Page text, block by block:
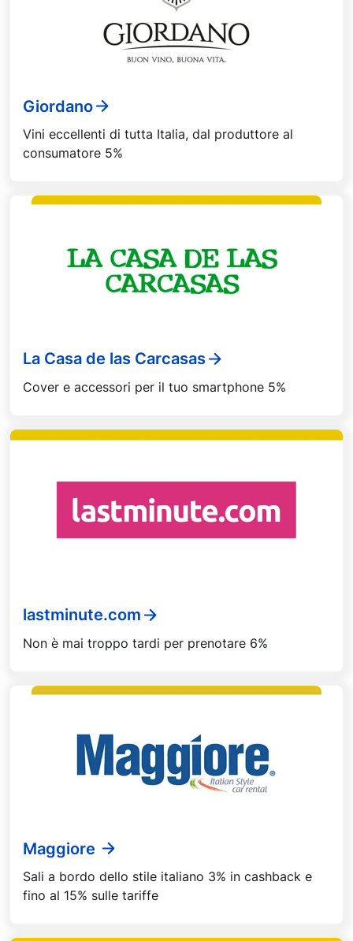
Giordano
Vini eccellenti di tutta Italia, dal produttore al
consumatore 5%
La Casa de las Carcasas
Cover e accessori per il tuo smartphone 5%
lastminute.com
Non è mai troppo tardi per prenotare 6%
Maggiore
Sali a bordo dello stile italiano 3% in cashback e
fino al 15% sulle tariffe